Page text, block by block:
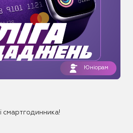
Юніорам
смартгодинника!